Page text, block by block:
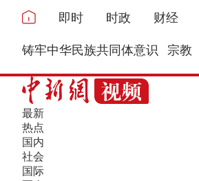
即时 时政 财经
铸牢中华民族共同体意识 宗教
最新
热点
国内
社会
国际